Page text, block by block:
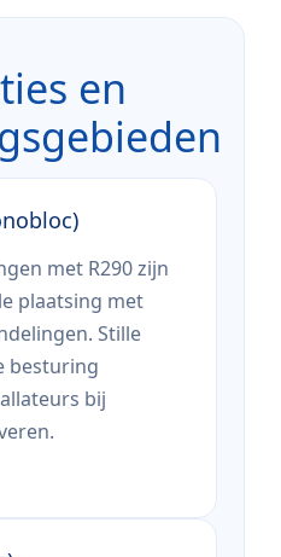
en
met R290 zijn
plaatsing met
Stille
besturing
bij